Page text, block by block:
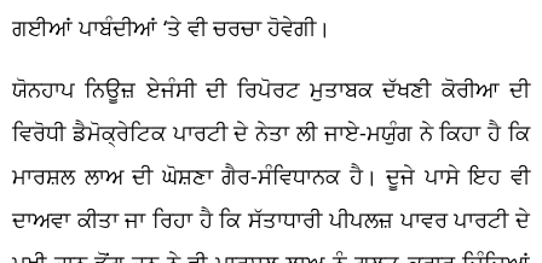
ਗਈਆਂ ਪਾਬੰਦੀਆਂ ‘ਤੇ ਵੀ ਚਰਚਾ ਹੋਵੇਗੀ।
ਯੋਨਹਾਪ ਨਿਊਜ਼ ਏਜੰਸੀ ਦੀ ਰਿਪੋਰਟ ਮੁਤਾਬਕ ਦੱਖਣੀ ਕੋਰੀਆ ਦੀ
ਵਿਰੋਧੀ ਡੈਮੋਕ੍ਰੇਟਿਕ ਪਾਰਟੀ ਦੇ ਨੇਤਾ ਲੀ ਜਾਏ-ਮਯੁੰਗ ਨੇ ਕਿਹਾ ਹੈ ਕਿ
ਮਾਰਸ਼ਲ ਲਾਅ ਦੀ ਘੋਸ਼ਣਾ ਗੈਰ-ਸੰਵਿਧਾਨਕ ਹੈ। ਦੂਜੇ ਪਾਸੇ ਇਹ ਵੀ
ਦਾਅਵਾ ਕੀਤਾ ਜਾ ਰਿਹਾ ਹੈ ਕਿ ਸੱਤਾਧਾਰੀ ਪੀਪਲਜ਼ ਪਾਵਰ ਪਾਰਟੀ ਦੇ